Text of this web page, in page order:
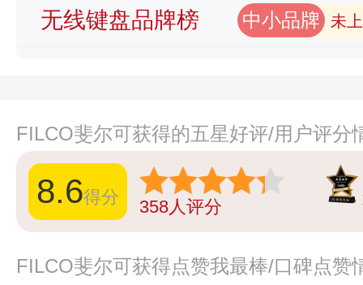
无线键盘品牌榜 中小品牌 未
FILCO斐尔可获得的五星好评/用户评分
8.6得分 358人评分
FILCO斐尔可获得点赞我最棒/口碑点赞